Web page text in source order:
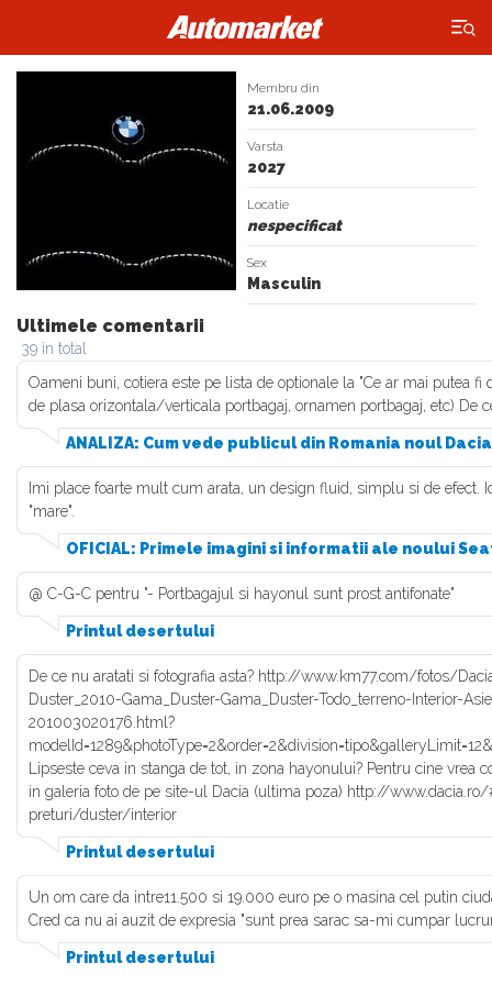
×
Membru din
21.06.2009
Varsta
2027
Locatie
nespecificat
Sex
Masculin
Ultimele comentarii
39 in total
Oameni buni, cotiera este pe lista de optionale la "Ce ar mai putea fi
de plasa orizontala/verticala portbagaj, ornamen portbagaj, etc) De
ANALIZA: Cum vede publicul din Romania noul
Imi place foarte mult cum arata, un design fluid, simplu si de efect.
"mare".
OFICIAL: Primele imagini si informatii ale noului
@ C-G-C pentru "- Portbagajul si hayonul sunt prost antifonate"
Printul desertului
De ce nu aratati si fotografia asta? http://www.km77.com/fotos/
Duster_2010-Gama_Duster-Gama_Duster-Todo_terreno-Interior-
201003020176.html?
Lipseste ceva in stanga de tot, in zona hayonului? Pentru cine vrea
in galeria foto de pe site-ul Dacia (ultima poza) http://
preturi/duster/interior
Printul desertului
Un om care da intre11.500 si 19.000 euro pe o masina cel putin
Cred ca nu ai auzit de expresia "sunt prea sarac sa-mi cumpar
Printul desertului